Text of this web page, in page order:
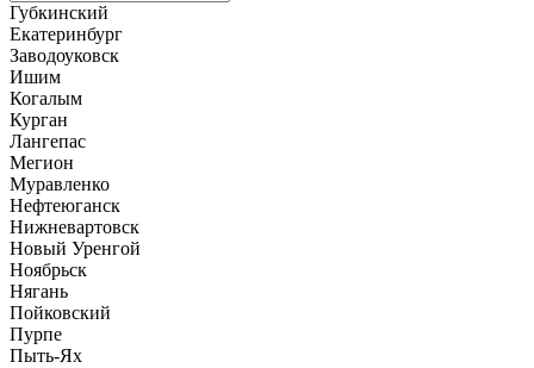
Губкинский
Екатеринбург
Заводоуковск
Ишим
Когалым
Курган
Лангепас
Мегион
Муравленко
Нефтеюганск
Нижневартовск
Новый Уренгой
Ноябрьск
Нягань
Пойковский
Пурпе
Пыть-Ях